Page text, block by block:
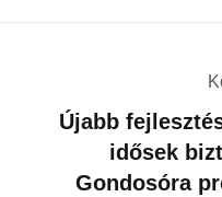
Újabb
idősek
Gondosóra